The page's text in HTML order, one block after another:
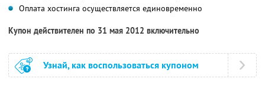
Оплата хостинга осуществляется единовременно
Купон действителен по 31 мая 2012 включительно
Узнай, как воспользоваться купоном